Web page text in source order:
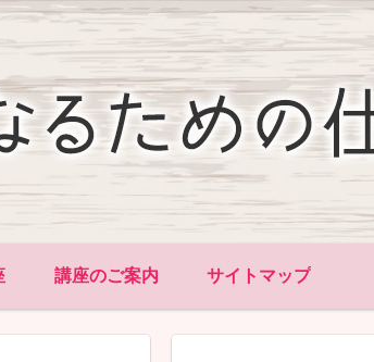
講座のご案内 サイトマップ